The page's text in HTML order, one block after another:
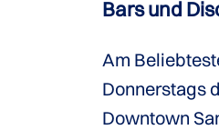
Bars und
Am
Donnerstags
Downtown